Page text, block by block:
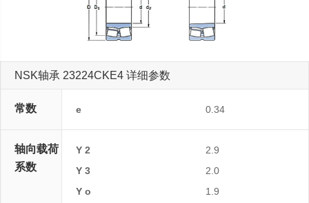
NSK轴承 23224CKE4 详细参数
常数 e 0.34
轴向载荷
系数
Y 2
2.9
Y 3
2.0
Y o
1.9